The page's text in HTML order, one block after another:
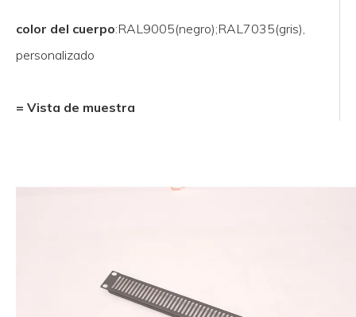
color del cuerpo:RAL9005(negro);RAL7035(gris),
personalizado
= Vista de muestra